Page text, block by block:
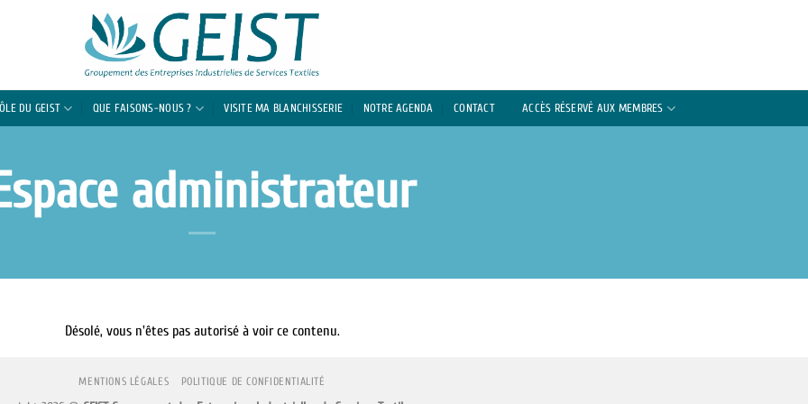
DU GEIST QUE FAISONS-NOUS ? VISITE MA BLANCHISSERIE NOTRE AGENDA CONTACT ACCÈS RÉSERVÉ AUX MEMBRES
administrateur
Désolé, vous n'êtes pas autorisé à voir ce contenu.
MENTIONS LÉGALES POLITIQUE DE CONFIDENTIALITÉ